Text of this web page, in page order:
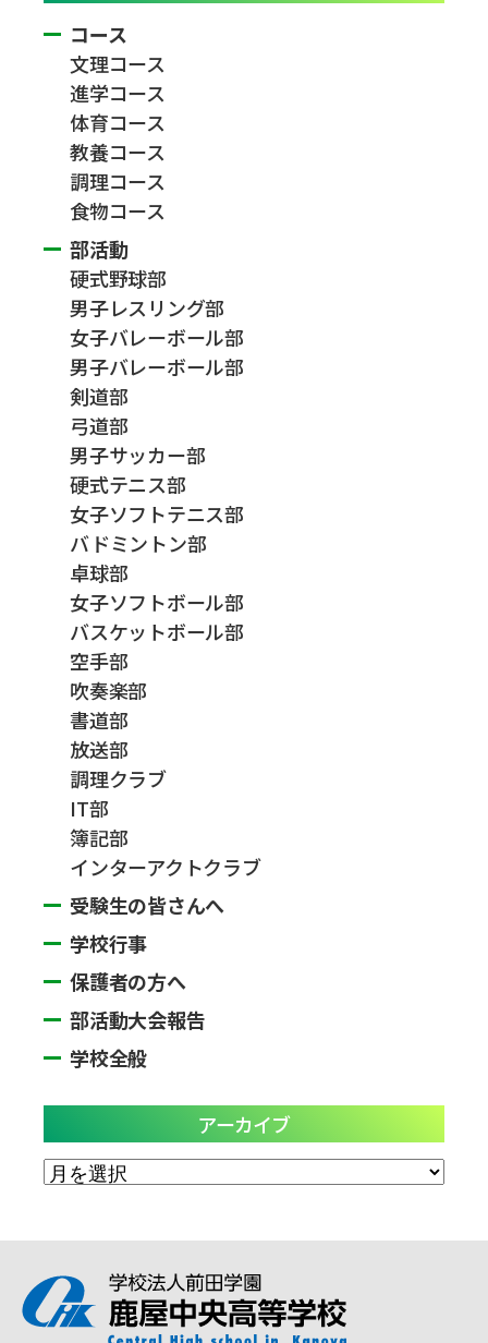
コース
文理コース
進学コース
体育コース
教養コース
調理コース
食物コース
部活動
硬式野球部
男子レスリング部
女子バレーボール部
男子バレーボール部
剣道部
弓道部
男子サッカー部
硬式テニス部
女子ソフトテニス部
バドミントン部
卓球部
女子ソフトボール部
バスケットボール部
空手部
吹奏楽部
書道部
放送部
調理クラブ
IT部
簿記部
インターアクトクラブ
受験生の皆さんへ
学校行事
保護者の方へ
部活動大会報告
学校全般
アーカイブ
ア
ブ